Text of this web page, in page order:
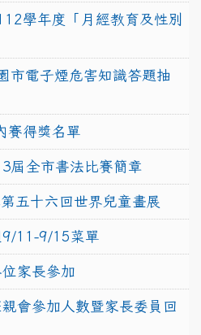
學年度「月經教育及性別
市電子煙危害知識答題抽
賽得獎名單
屆全市書法比賽簡章
五十六回世界兒童畫展
9/11-9/15菜單
家長參加
會參加人數暨家長委員回